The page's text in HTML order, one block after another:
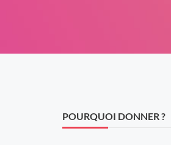
POURQUOI DONNER ?